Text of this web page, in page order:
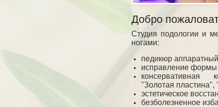
Добро
Студия подологии и
ногами:
педикюр
исправление
"Золотая пластина",
эстетическое
безболезненное